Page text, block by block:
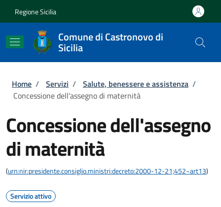
Regione Sicilia
Comune di Castronovo di
Sicilia
Briciole di pane
Home / Servizi / Salute, benessere e assistenza /
Concessione dell'assegno di maternità
Concessione dell'assegno
di maternità
(urn:nir:presidente.consiglio.ministri:decreto:2000-12-21;452~art13)
Servizio attivo